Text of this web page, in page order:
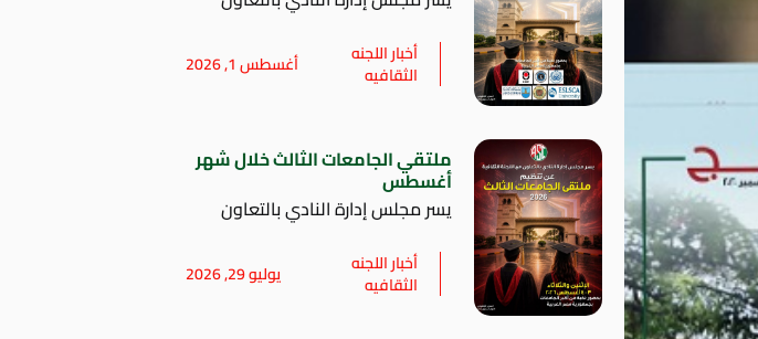
أخبار اللجنه
الثقافيه أغسطس 1, 2026
ملتقي الجامعات الثالث خلال شهر
أغسطس
يسر مجلس إدارة النادي بالتعاون
أخبار اللجنه
الثقافيه يوليو 29, 2026